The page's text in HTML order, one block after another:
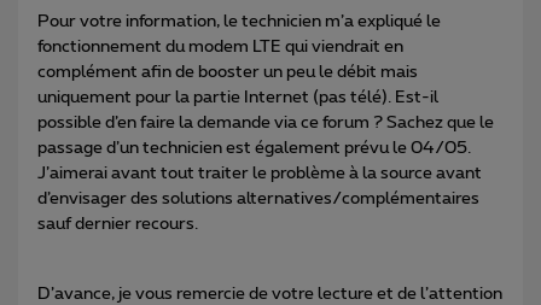
Pour votre information, le technicien m’a expliqué le
fonctionnement du modem LTE qui viendrait en
complément afin de booster un peu le débit mais
uniquement pour la partie Internet (pas télé). Est-il
possible d’en faire la demande via ce forum ? Sachez que le
passage d’un technicien est également prévu le 04/05.
J’aimerai avant tout traiter le problème à la source avant
d’envisager des solutions alternatives/complémentaires
sauf dernier recours.
D’avance, je vous remercie de votre lecture et de l’attention